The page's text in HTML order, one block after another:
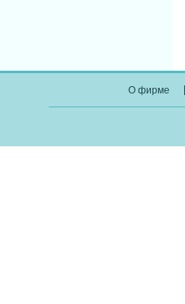
О фирме